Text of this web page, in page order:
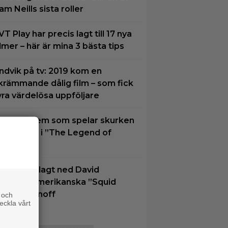
Neills sista roller
Play har precis lagt till 17 nya
– här är mina 3 bästa tips
på tv: 2019 kom en
dålig film – som fick
värdelösa uppföljare
vet vi vem som spelar skurken
i ”The Legend of
har lagt ned David
amerikanska ”Squid
spinoff
vårt